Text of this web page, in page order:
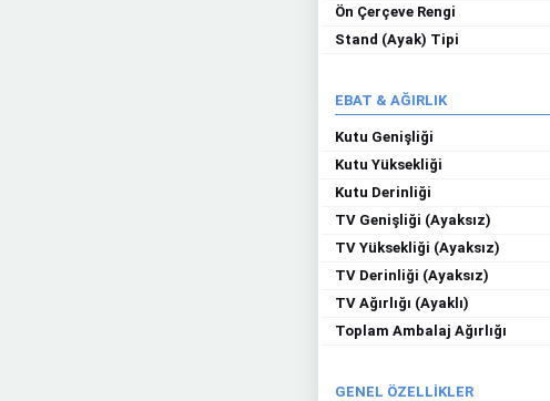
Ön Çerçeve Rengi
Stand (Ayak) Tipi
EBAT & AĞIRLIK
Kutu Genişliği
Kutu Yüksekliği
Kutu Derinliği
TV Genişliği (Ayaksız)
TV Yüksekliği (Ayaksız)
TV Derinliği (Ayaksız)
TV Ağırlığı (Ayaklı)
Toplam Ambalaj Ağırlığı
GENEL ÖZELLİKLER